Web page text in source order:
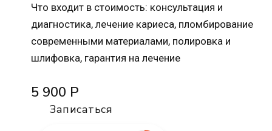
Что входит в стоимость: консультация и
диагностика, лечение кариеса, пломбирование
современными материалами, полировка и
шлифовка, гарантия на лечение
5 900 Р
Записаться